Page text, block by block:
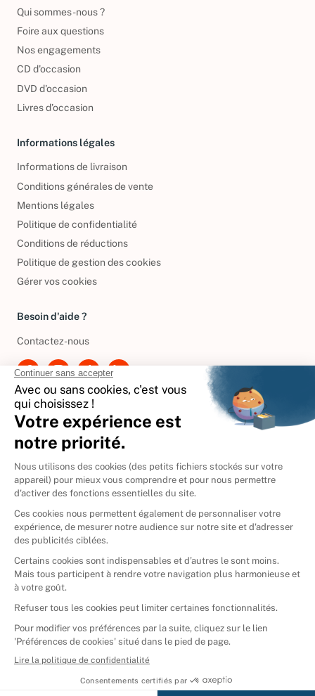
Qui sommes-nous ?
Foire aux questions
Nos engagements
CD d'occasion
DVD d'occasion
Livres d’occasion
Informations légales
Informations de livraison
Conditions générales de vente
Mentions légales
Politique de confidentialité
Conditions de réductions
Politique de gestion des cookies
Gérer vos cookies
Besoin d'aide ?
Contactez-nous
International
🇪🇸 Espagne
🇩🇪Allemagne
🇮🇹 Italie